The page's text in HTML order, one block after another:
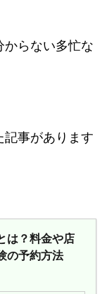
からない多忙な
記事があります
は？料金や店
の予約方法